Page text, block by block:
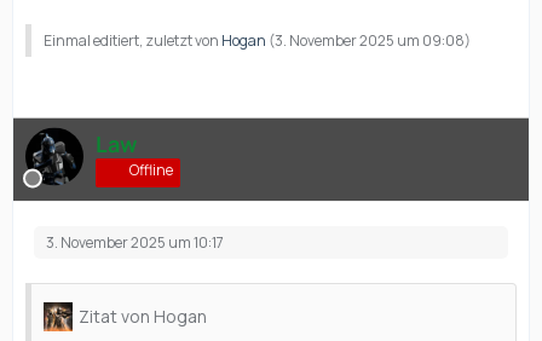
Einmal editiert, zuletzt von Hogan (3. November 2025 um 09:08)
Law
Offline
3. November 2025 um 10:17
Zitat von Hogan